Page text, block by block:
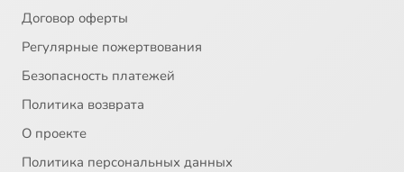
Договор оферты
Регулярные пожертвования
Безопасность платежей
Политика возврата
О проекте
Политика персональных данных